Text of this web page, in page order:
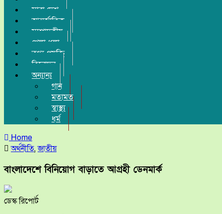
সারা দেশ
আন্তর্জাতিক
সম্পাদকীয়
খেলা-ধুলা
তথ্য-প্রযুক্তি
বিনোদন
অন্যান্য
গান
মতামত
স্বাস্থ্য
ধর্ম
Home
অর্থনীতি,জাতীয়
বাংলাদেশে বিনিয়োগ বাড়াতে আগ্রহী ডেনমার্ক
ডেস্ক রিপোর্ট